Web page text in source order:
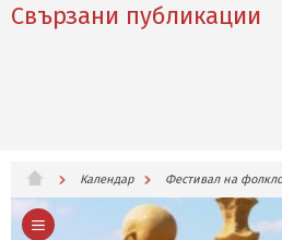
Свързани публикации
Календар Фестивал на